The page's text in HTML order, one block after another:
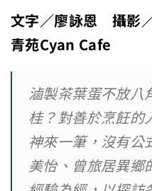
文字／廖詠恩 攝影
青苑Cyan Cafe
滷製茶葉蛋不放
桂？對善於烹飪
神來一筆，沒有
美怡、曾旅居異